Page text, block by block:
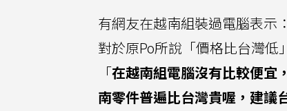
有網友在越南組裝過電腦表示
對於原Po所說「價格比台灣低
「在越南組電腦沒有比較便宜
南零件普遍比台灣貴喔，建議